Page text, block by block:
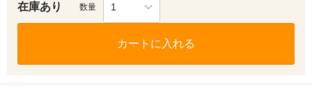
在庫あり 数量 1
カートに入れる